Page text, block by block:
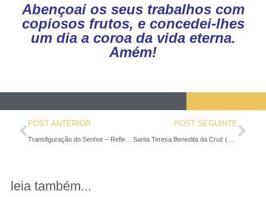
Abençoai os seus trabalhos com
copiosos frutos, e concedei-lhes
um dia a coroa da vida eterna.
Amém!
POST ANTERIOR
Transfiguração do Senhor – Reflexão com um texto de São João da Cruz
POST SEGUINTE
Santa Teresa Benedita da Cruz (Edith Stein)
leia também...